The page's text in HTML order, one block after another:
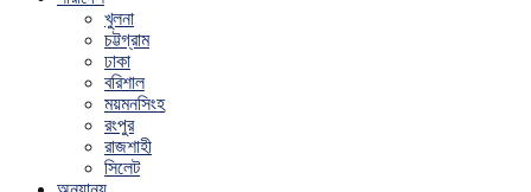
খুলনা
চট্টগ্রাম
ঢাকা
বরিশাল
ময়মনসিংহ
রংপুর
রাজশাহী
সিলেট